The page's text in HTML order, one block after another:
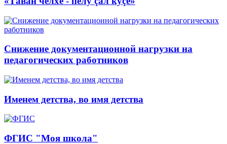
Снижение документационной нагрузки на
педагогических работников
Именем детства, во имя детства
ФГИС "Моя школа"